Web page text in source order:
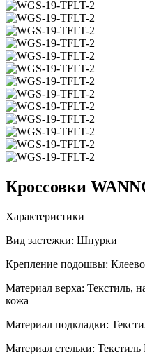
Кроссовки
Характеристики
Вид застежки: Шнурки
Крепление подошвы:
Материал верха: Текстиль,
кожа
Материал подкладки:
Материал стельки: